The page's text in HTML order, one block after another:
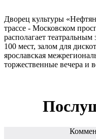
Дворец культуры
трассе - Московском
располагает
100 мест, залом для
ярославская
торжественные вечера и